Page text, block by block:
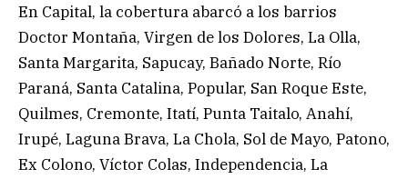
En Capital, la cobertura abarcó a los barrios
Doctor Montaña, Virgen de los Dolores, La Olla,
Santa Margarita, Sapucay, Bañado Norte, Río
Paraná, Santa Catalina, Popular, San Roque Este,
Quilmes, Cremonte, Itatí, Punta Taitalo, Anahí,
Irupé, Laguna Brava, La Chola, Sol de Mayo, Patono,
Ex Colono, Víctor Colas, Independencia, La